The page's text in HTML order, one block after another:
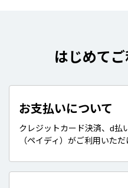
はじめて
お支払いについて
クレジットカード決済、d払
（ペイディ）がご利用いただ